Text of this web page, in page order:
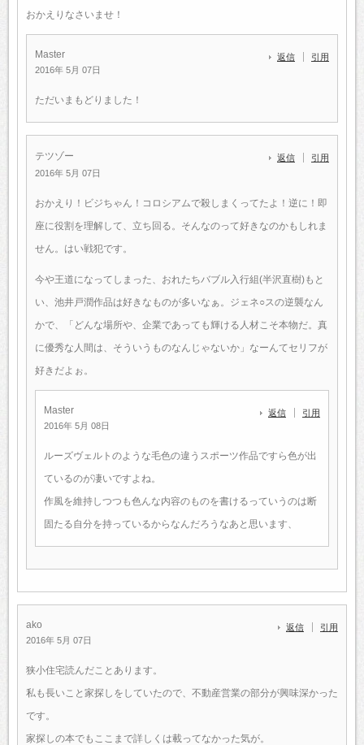
おかえりなさいませ！
Master
2016年 5月 07日
返信 引用
ただいまもどりました！
テツゾー
2016年 5月 07日
返信 引用
おかえり！ビジちゃん！コロシアムで殺しまくってたよ！逆に！即
座に役割を理解して、立ち回る。そんなのって好きなのかもしれま
せん。はい戦犯です。
今や王道になってしまった、おれたちバブル入行組(半沢直樹)もと
い、池井戸潤作品は好きなものが多いなぁ。ジェネ○スの逆襲なん
かで、「どんな場所や、企業であっても輝ける人材こそ本物だ。真
に優秀な人間は、そういうものなんじゃないか」なーんてセリフが
好きだよぉ。
Master
2016年 5月 08日
返信 引用
ルーズヴェルトのような毛色の違うスポーツ作品ですら色が出
ているのが凄いですよね。
作風を維持しつつも色んな内容のものを書けるっていうのは断
固たる自分を持っているからなんだろうなあと思います、
ako
2016年 5月 07日
返信 引用
狭小住宅読んだことあります。
私も長いこと家探しをしていたので、不動産営業の部分が興味深かった
です。
家探しの本でもここまで詳しくは載ってなかった気が。